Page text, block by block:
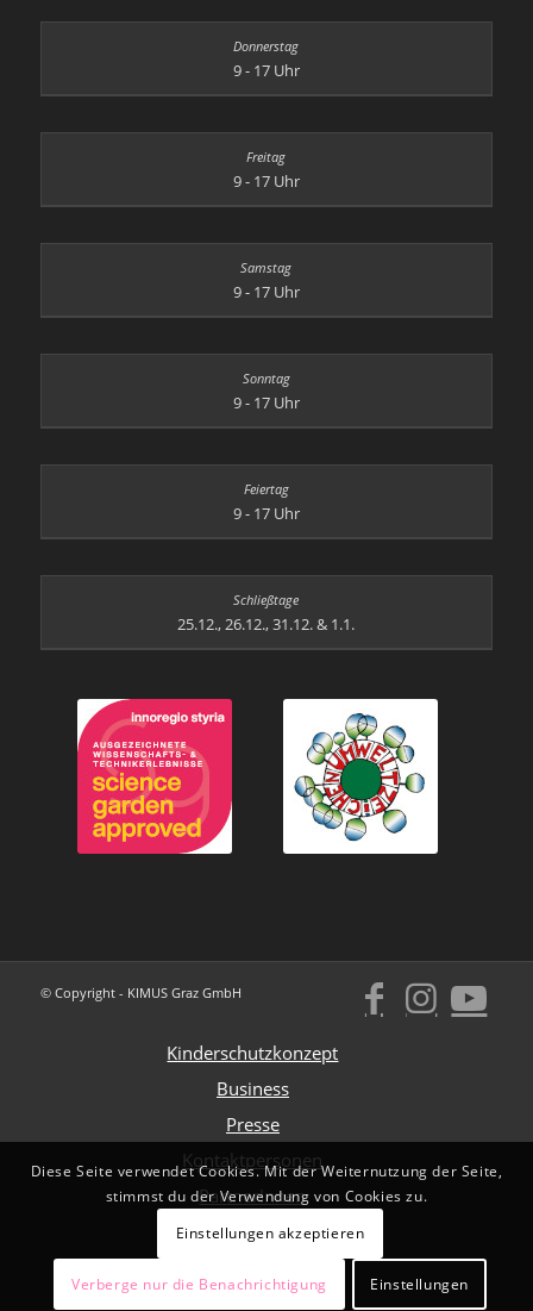
9 - 17 Uhr
9 - 17 Uhr
9 - 17 Uhr
9 - 17 Uhr
9 - 17 Uhr
25.12., 26.12., 31.12. & 1.1.
© Copyright - KIMUS Graz GmbH
Kinderschutzkonzept
Business
Presse
Kontaktpersonen
PartnerInnen
Impressum
Diese Seite verwendet Cookies. Mit der Weiternutzung der Seite,
stimmst du der Verwendung von Cookies zu.
Einstellungen akzeptieren
Verberge nur die Benachrichtigung Einstellungen